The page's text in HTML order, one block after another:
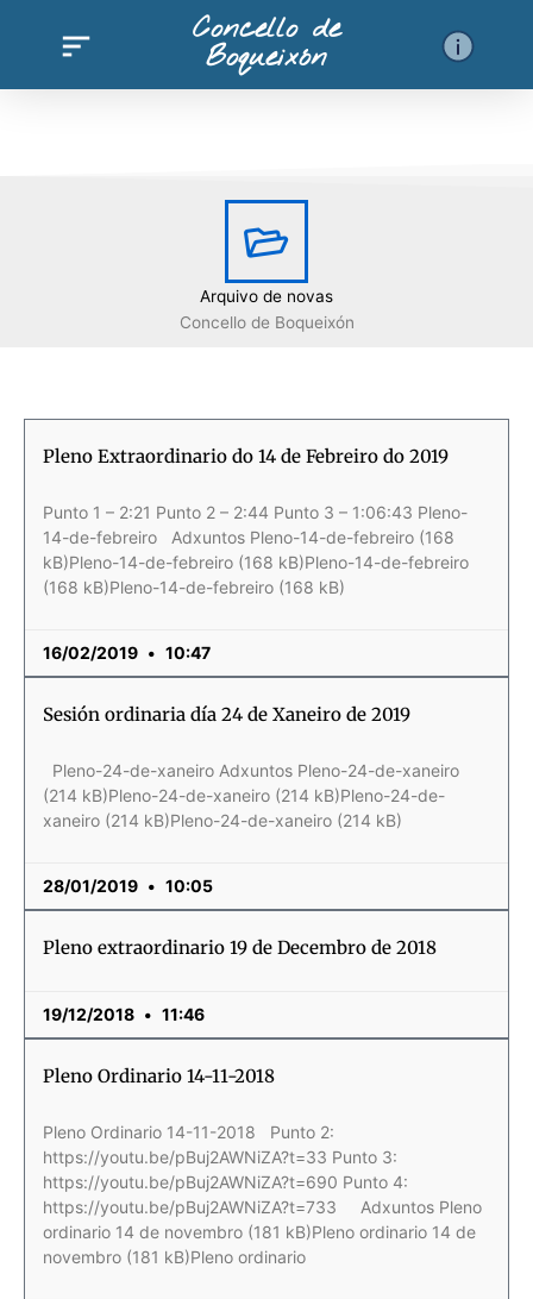
Concello de
Boqueixón
Arquivo de novas
Concello de Boqueixón
Pleno Extraordinario do 14 de Febreiro do 2019
Punto 1 – 2:21 Punto 2 – 2:44 Punto 3 – 1:06:43 Pleno-
14-de-febreiro Adxuntos Pleno-14-de-febreiro (168
kB)Pleno-14-de-febreiro (168 kB)Pleno-14-de-febreiro
(168 kB)Pleno-14-de-febreiro (168 kB)
16/02/2019 10:47
Sesión ordinaria día 24 de Xaneiro de 2019
Pleno-24-de-xaneiro Adxuntos Pleno-24-de-xaneiro
(214 kB)Pleno-24-de-xaneiro (214 kB)Pleno-24-de-
xaneiro (214 kB)Pleno-24-de-xaneiro (214 kB)
28/01/2019 10:05
Pleno extraordinario 19 de Decembro de 2018
19/12/2018 11:46
Pleno Ordinario 14-11-2018
Pleno Ordinario 14-11-2018 Punto 2:
https://youtu.be/pBuj2AWNiZA?t=33 Punto 3:
https://youtu.be/pBuj2AWNiZA?t=690 Punto 4:
https://youtu.be/pBuj2AWNiZA?t=733 Adxuntos Pleno
ordinario 14 de novembro (181 kB)Pleno ordinario 14 de
novembro (181 kB)Pleno ordinario